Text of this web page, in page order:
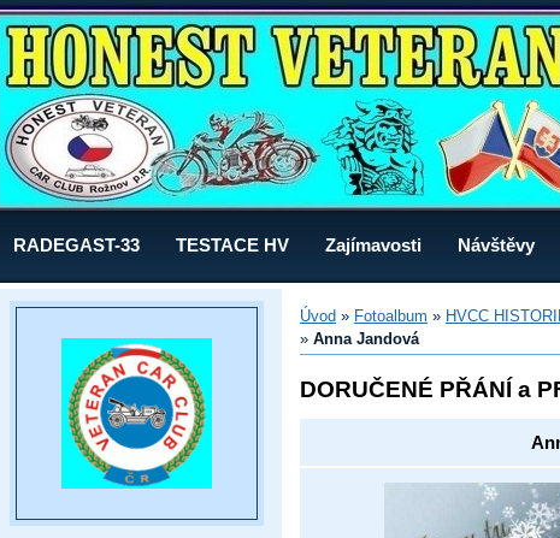
RADEGAST-33 TESTACE HV Zajímavosti Návštěvy
Úvod » Fotoalbum » HVCC
» Anna Jandová
DORUČENÉ PŘÁNÍ a